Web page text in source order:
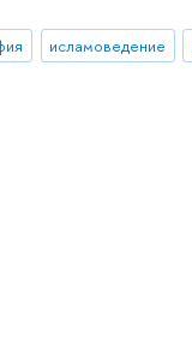
исламоведение